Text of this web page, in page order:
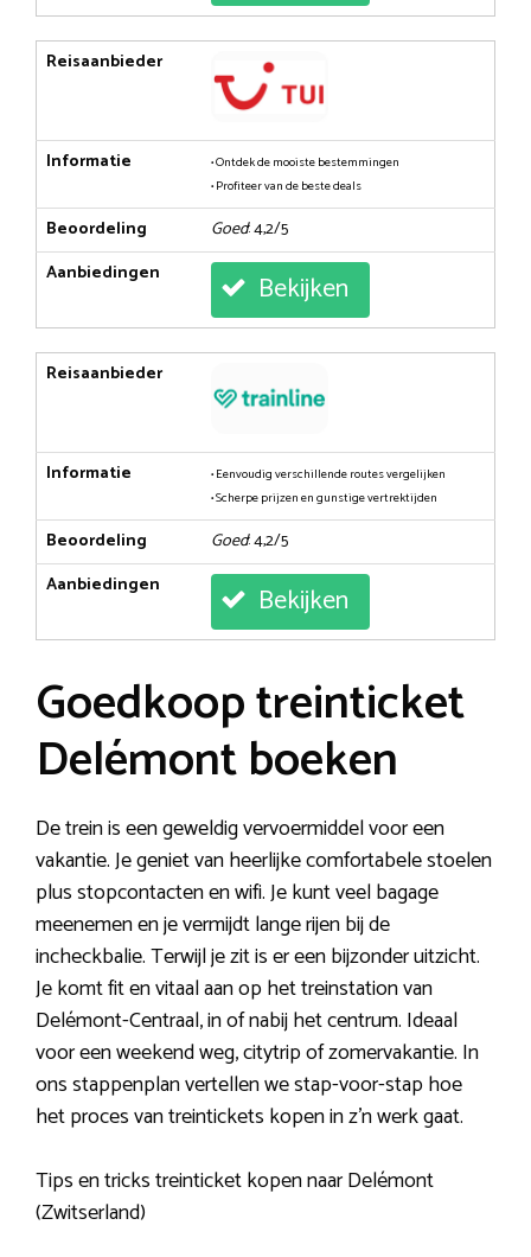
Reisaanbieder
Informatie
• Ontdek de mooiste bestemmingen
• Profiteer van de beste deals
Beoordeling Goed: 4,2/5
Aanbiedingen
Bekijken
Reisaanbieder
Informatie
• Eenvoudig verschillende routes vergelijken
• Scherpe prijzen en gunstige vertrektijden
Beoordeling Goed: 4,2/5
Aanbiedingen
Bekijken
Goedkoop treinticket
Delémont boeken
De trein is een geweldig vervoermiddel voor een
vakantie. Je geniet van heerlijke comfortabele stoelen
plus stopcontacten en wifi. Je kunt veel bagage
meenemen en je vermijdt lange rijen bij de
incheckbalie. Terwijl je zit is er een bijzonder uitzicht.
Je komt fit en vitaal aan op het treinstation van
Delémont-Centraal, in of nabij het centrum. Ideaal
voor een weekend weg, citytrip of zomervakantie. In
ons stappenplan vertellen we stap-voor-stap hoe
het proces van treintickets kopen in z’n werk gaat.
Tips en tricks treinticket kopen naar Delémont
(Zwitserland)